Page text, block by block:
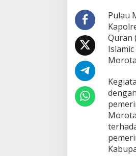
T
I
N
G
T
K
A
B
U
P
A
T
Pulau
Quran